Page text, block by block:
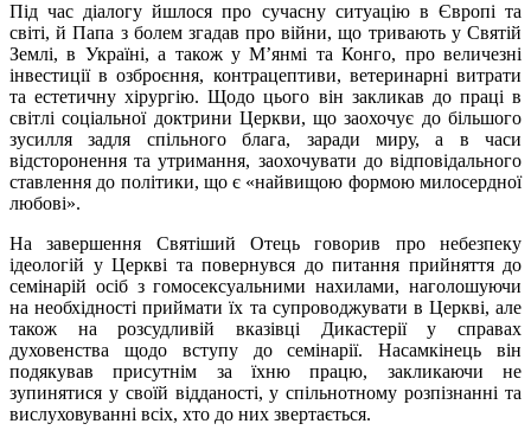
Під час діалогу йшлося про сучасну ситуацію в Європі та
світі, й Папа з болем згадав про війни, що тривають у Святій
Землі, в Україні, а також у М’янмі та Конго, про величезні
інвестиції в озброєння, контрацептиви, ветеринарні витрати
та естетичну хірургію. Щодо цього він закликав до праці в
світлі соціальної доктрини Церкви, що заохочує до більшого
зусилля задля спільного блага, заради миру, а в часи
відсторонення та утримання, заохочувати до відповідального
ставлення до політики, що є «найвищою формою милосердної
любові».
На завершення Святіший Отець говорив про небезпеку
ідеологій у Церкві та повернувся до питання прийняття до
семінарій осіб з гомосексуальними нахилами, наголошуючи
на необхідності приймати їх та супроводжувати в Церкві, але
також на розсудливій вказівці Дикастерії у справах
духовенства щодо вступу до семінарії. Насамкінець він
подякував присутнім за їхню працю, закликаючи не
зупинятися у своїй відданості, у спільнотному розпізнанні та
вислуховуванні всіх, хто до них звертається.